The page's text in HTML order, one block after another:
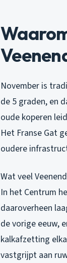
November is
de 5 graden, en
oude koperen
Het Franse Gat
oudere
Wat veel
In het Centrum
daaroverheen
de vorige eeuw,
kalkafzetting
vastgrijpt aan